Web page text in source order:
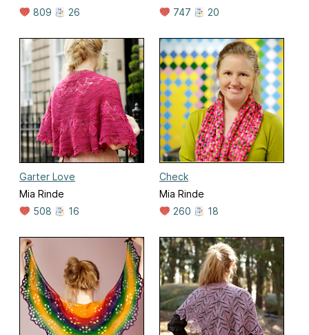
809
26
747
20
Garter Love
Mia Rinde
508
16
Check
Mia Rinde
260
18